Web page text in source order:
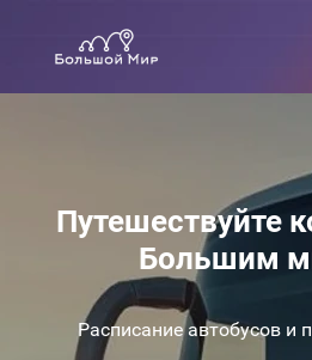
Путешествуйте
Большим
Расписание автобусов и